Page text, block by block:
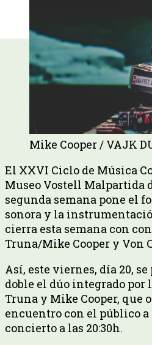
Mike Cooper / VAJK
El XXVI Ciclo de Música
Museo Vostell Malpartida
segunda semana pone el
sonora y la
cierra esta semana con
Truna/Mike Cooper y Von
Así, este viernes, día 20,
doble el dúo integrado por
Truna y Mike Cooper, que
encuentro con el público a
concierto a las 20:30h.